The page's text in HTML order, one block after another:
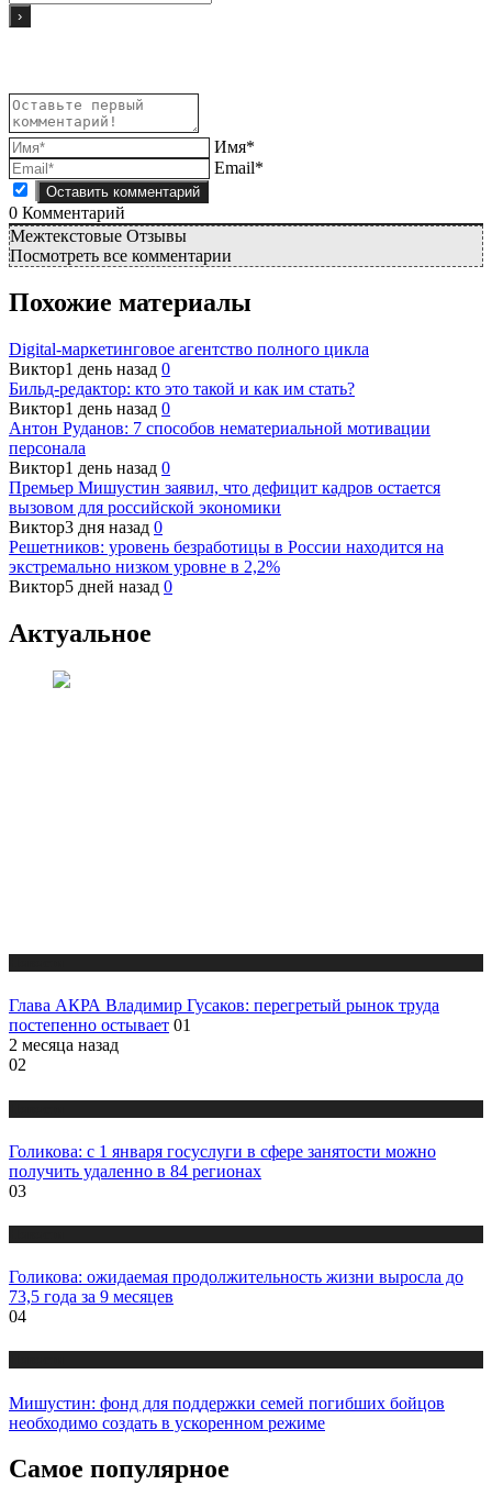
Имя*
Email*
0 Комментарий
Межтекстовые Отзывы
Посмотреть все комментарии
Похожие материалы
Digital-маркетинговое агентство полного цикла
Виктор1 день назад 0
Бильд-редактор: кто это такой и как им стать?
Виктор1 день назад 0
Антон Руданов: 7 способов нематериальной мотивации
персонала
Виктор1 день назад 0
Премьер Мишустин заявил, что дефицит кадров остается
вызовом для российской экономики
Виктор3 дня назад 0
Решетников: уровень безработицы в России находится на
экстремально низком уровне в 2,2%
Виктор5 дней назад 0
Актуальное
Глава АКРА Владимир Гусаков: перегретый рынок труда
постепенно остывает 01
2 месяца назад
02
Голикова: с 1 января госуслуги в сфере занятости можно
получить удаленно в 84 регионах
03
Голикова: ожидаемая продолжительность жизни выросла до
73,5 года за 9 месяцев
04
Мишустин: фонд для поддержки семей погибших бойцов
необходимо создать в ускоренном режиме
Самое популярное